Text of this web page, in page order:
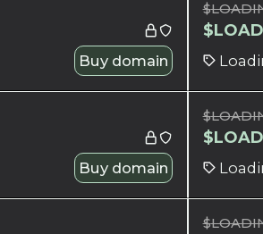
Buy domain
$
$
Buy domain
$
$
$